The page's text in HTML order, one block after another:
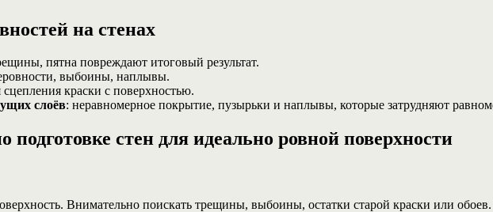
на стенах
пятна повреждают итоговый результат.
выбоины, наплывы.
сцепления краски с поверхностью.
слоёв: неравномерное покрытие, пузырьки и наплывы, которые затрудняют
стен для идеально ровной поверхности
Внимательно поискать трещины, выбоины, остатки старой краски или